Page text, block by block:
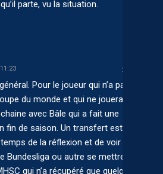
parte, vu la situation.
Pour le joueur qui n’a pas
du monde et qui ne jouera pas
avec Bâle qui a fait une
fin de saison. Un transfert estival
de la réflexion et de voir
Bundesliga ou autre se mettre sur
qui n’a récupéré que quelques